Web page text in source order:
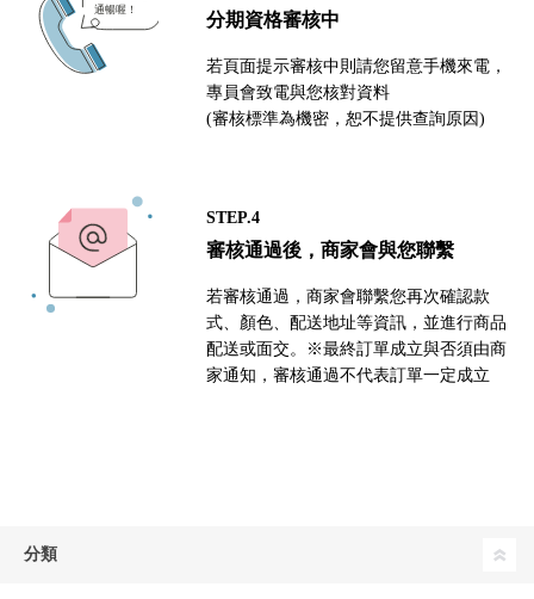
分期資格審核中
若頁面提示審核中則請您留意手機來電，
專員會致電與您核對資料
(審核標準為機密，恕不提供查詢原因)
STEP.4
審核通過後，商家會與您聯繫
若審核通過，商家會聯繫您再次確認款
式、顏色、配送地址等資訊，並進行商品
配送或面交。※最終訂單成立與否須由商
家通知，審核通過不代表訂單一定成立
分類